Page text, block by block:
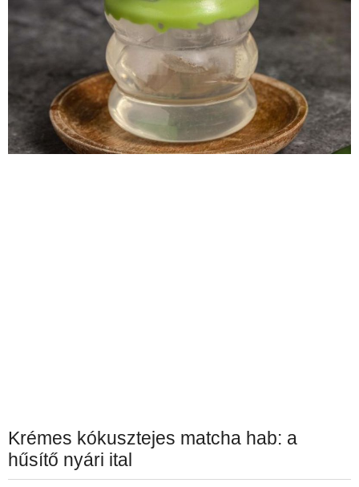
Krémes kókusztejes matcha hab: a
hűsítő nyári ital